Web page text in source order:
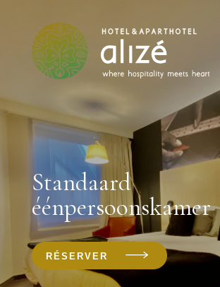
Standaard
éénpersoonskamer
RÉSERVER